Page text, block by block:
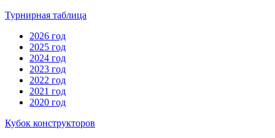
Турнирная таблица
2026 год
2025 год
2024 год
2023 год
2022 год
2021 год
2020 год
Кубок конструкторов